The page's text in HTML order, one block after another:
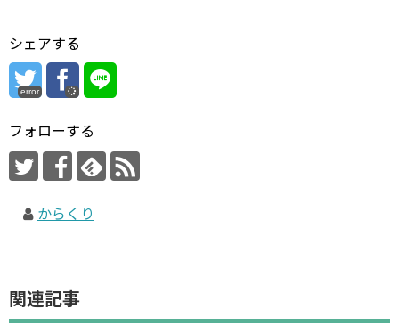
シェアする
error
フォローする
からくり
関連記事